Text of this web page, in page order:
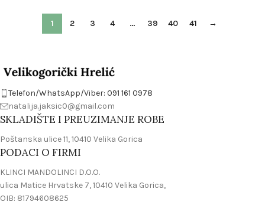
1 2 3 4 … 39 40 41 →
Telefon/WhatsApp/Viber: 091 161 0978
natalija.jaksic0@gmail.com
SKLADIŠTE I PREUZIMANJE ROBE
Poštanska ulice 11, 10410 Velika Gorica
PODACI O FIRMI
KLINCI MANDOLINCI D.O.O.
ulica Matice Hrvatske 7, 10410 Velika Gorica,
OIB: 81794608625